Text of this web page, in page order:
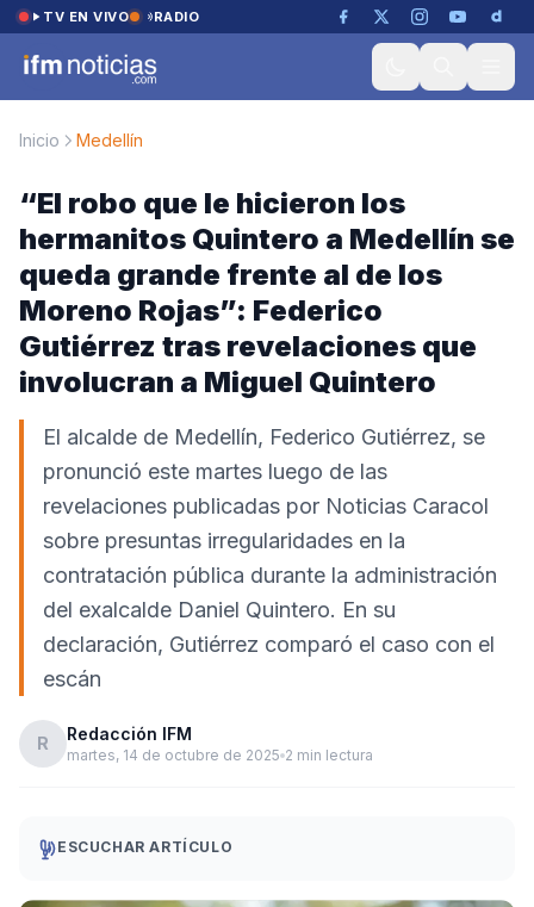
Saltar al contenido
TV EN VIVO RADIO
Inicio Medellín
“El robo que le hicieron los
hermanitos Quintero a Medellín se
queda grande frente al de los
Moreno Rojas”: Federico
Gutiérrez tras revelaciones que
involucran a Miguel Quintero
El alcalde de Medellín, Federico Gutiérrez, se
pronunció este martes luego de las
revelaciones publicadas por Noticias Caracol
sobre presuntas irregularidades en la
contratación pública durante la administración
del exalcalde Daniel Quintero. En su
declaración, Gutiérrez comparó el caso con el
escán
R Redacción IFM
martes, 14 de octubre de 2025 2 min lectura
ESCUCHAR ARTÍCULO